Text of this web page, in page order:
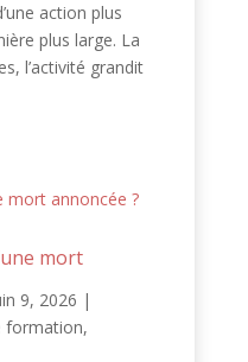
action plus
plus large. La
l’activité grandit
mort
9, 2026 |
formation,